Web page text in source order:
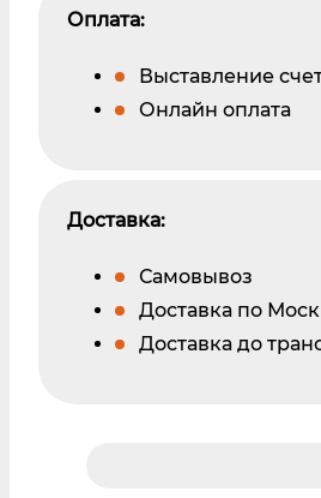
Оплата:
Выставление
Онлайн оплата
Доставка:
Самовывоз
Доставка по
Доставка до